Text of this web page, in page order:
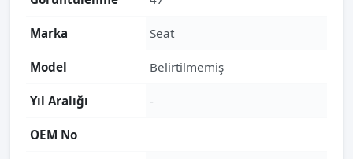
Marka Seat
Model Belirtilmemiş
Yıl Aralığı -
OEM No